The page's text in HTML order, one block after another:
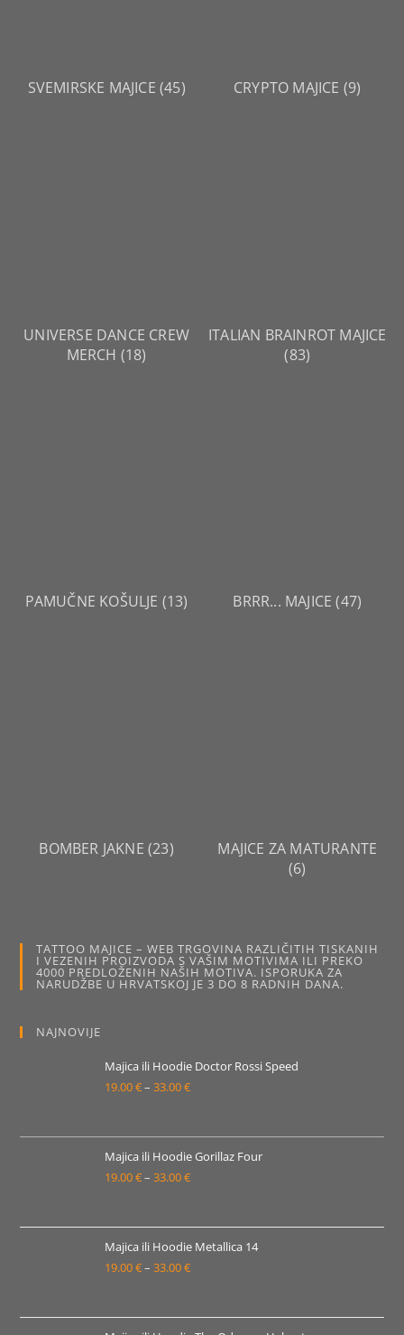
SVEMIRSKE MAJICE (45) CRYPTO MAJICE (9)
UNIVERSE DANCE CREW
MERCH (18)
ITALIAN BRAINROT MAJICE
(83)
PAMUČNE KOŠULJE (13) BRRR... MAJICE(47)
BOMBER JAKNE(23)
MAJICE ZA MATURANTE
(6)
TATTOO MAJICE – WEB TRGOVINA RAZLIČITIH TISKANIH
I VEZENIH PROIZVODA S VAŠIM MOTIVIMA ILI PREKO
4000 PREDLOŽENIH NAŠIH MOTIVA. ISPORUKA ZA
NARUDŽBE U HRVATSKOJ JE 3 DO 8 RADNIH DANA.
NAJNOVIJE
Majica ili Hoodie Doctor Rossi Speed
19.00€– 33.00€Raspon
od
19.00 €
do
Majica ili Hoodie Gorillaz Four
19.00€– 33.00€Raspon
od
19.00 €
do
Majica ili Hoodie Metallica 14
19.00€– 33.00€Raspon
od